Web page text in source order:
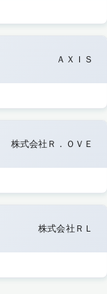
ＡＸＩＳ
株式会社Ｒ．ＯＶＥ
株式会社ＲＬ